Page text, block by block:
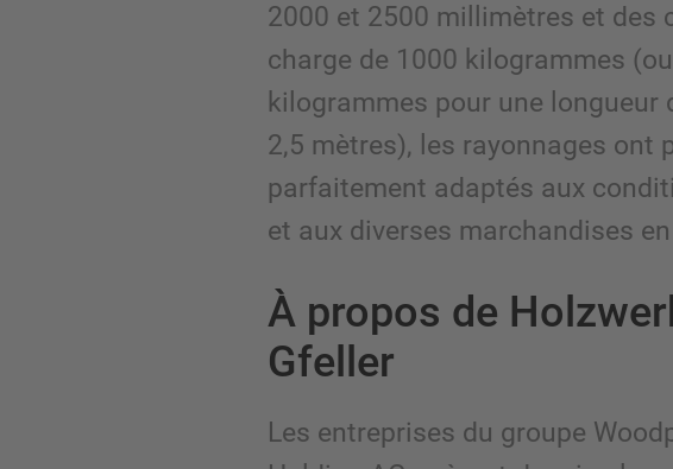
2000 et 2500 millimètres et des
charge de 1000 kilogrammes
kilogrammes pour une longueur
2,5 mètres), les rayonnages ont
parfaitement adaptés aux
et aux diverses marchandises
À propos de
Gfeller
Les entreprises du groupe